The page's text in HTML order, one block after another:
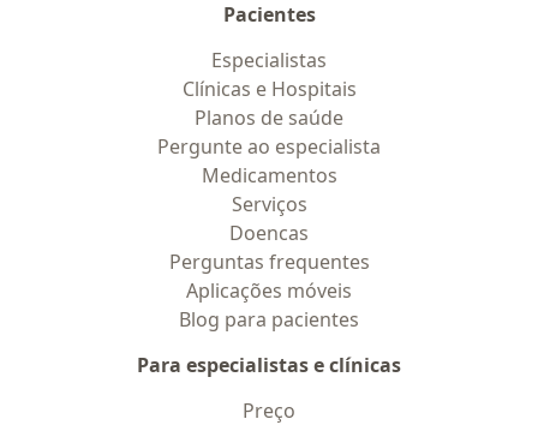
Pacientes
Especialistas
Clínicas e Hospitais
Planos de saúde
Pergunte ao especialista
Medicamentos
Serviços
Doencas
Perguntas frequentes
Aplicações móveis
Blog para pacientes
Para especialistas e clínicas
Preço